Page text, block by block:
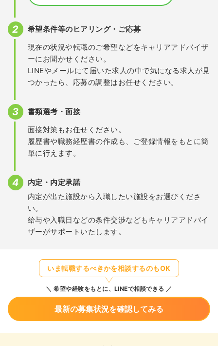
希望条件等のヒアリング・ご応募
現在の状況や転職のご希望などをキャリアアドバイザ
ーにお聞かせください。
LINEやメールにて届いた求人の中で気になる求人が見
つかったら、応募の調整はお任せください。
書類選考・面接
面接対策もお任せください。
履歴書や職務経歴書の作成も、ご登録情報をもとに簡
単に行えます。
内定・内定承諾
内定が出た施設から入職したい施設をお選びくださ
い。
給与や入職日などの条件交渉などもキャリアアドバイ
ザーがサポートいたします。
いま転職するべきかを相談するのもOK
希望や経験をもとに、LINEで相談できる
最新の募集状況を確認してみる